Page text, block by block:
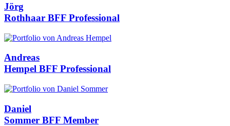
Jörg
Rothhaar BFF Professional
Andreas
Hempel BFF Professional
Daniel
Sommer BFF Member